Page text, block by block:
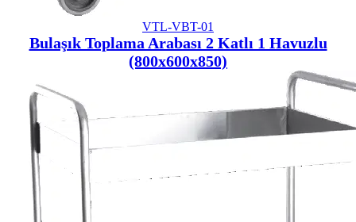
VTL-VBT-01
Bulaşık Toplama Arabası 2 Katlı 1 Havuzlu
(800x600x850)